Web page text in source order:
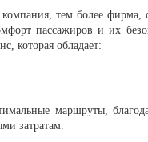
тем более фирма,
пассажиров и их
которая обладает:
маршруты,
затратам.